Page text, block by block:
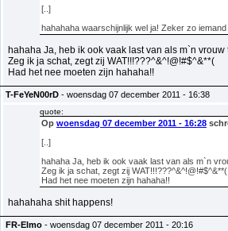
[..]
hahahaha waarschijnlijk wel ja! Zeker zo
hahaha Ja, heb ik ook vaak last van als m`n
Zeg ik ja schat, zegt zij WAT!!!???^&^!@!#$^&**(
Had het nee moeten zijn hahaha!!
T-FeYeN00rD - woensdag 07 december 2011 - 16:38
quote:
Op woensdag 07 december 2011 - 16:28
[..]
hahaha Ja, heb ik ook vaak last van als m`n
Zeg ik ja schat, zegt zij WAT!!!???^&^!@!#$^&**(
Had het nee moeten zijn hahaha!!
hahahaha shit happens!
FR-Elmo - woensdag 07 december 2011 - 20:16